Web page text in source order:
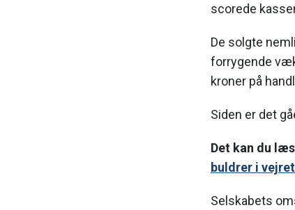
scorede
De solgte
forrygende
kroner på
Siden er det
Det kan du
buldrer i
Selskabets